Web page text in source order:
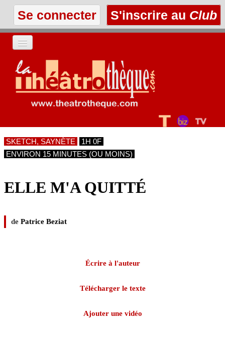
Se connecter S'inscrire au Club
ACCUEIL
LES TEXTES
LES ANNONCES
SKETCH, SAYNÈTE
1H 0F
ENVIRON 15 MINUTES (OU MOINS)
ELLE M'A QUITTÉ
de Patrice Beziat
Écrire à l'auteur
Télécharger le texte
Ajouter une vidéo